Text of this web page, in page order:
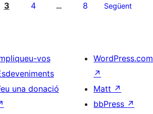
3 4 … 8 Següent
vos
una donació
WordPress.com
↗
Matt ↗
bbPress ↗